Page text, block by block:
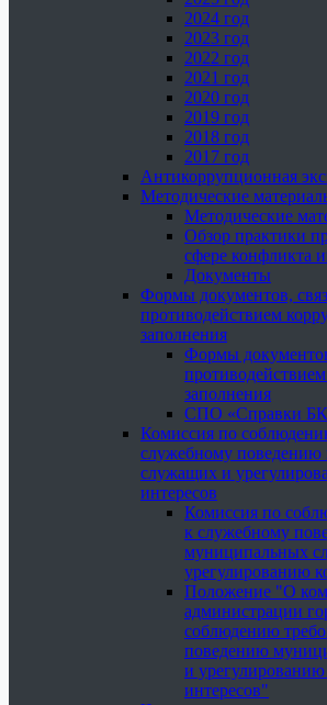
2024 год
2023 год
2022 год
2021 год
2020 год
2019 год
2018 год
2017 год
Антикоррупционная
Методические
Методические
Обзор практики
сфере конфликта
Документы
Формы документов,
противодействием
заполнения
Формы
заполнения
СПО «Справки
Комиссия по
служебному
служащих и
интересов
Комиссия по
к служебному
муниципальных
урегулированию
Положение "О
администрации
соблюдению
поведению
и
интересов"